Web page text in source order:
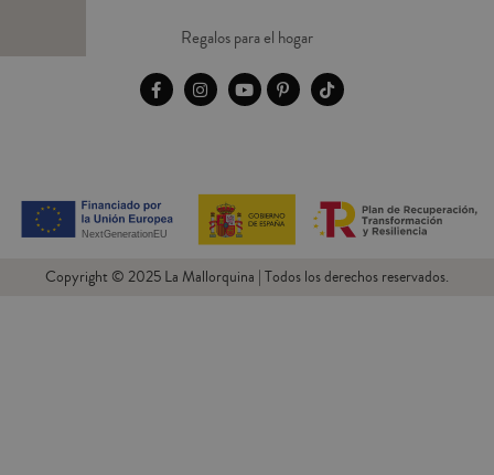
Regalos para el hogar
Copyright © 2025 La Mallorquina | Todos los derechos reservados.